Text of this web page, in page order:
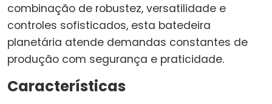
combinação de robustez, versatilidade e
controles sofisticados, esta batedeira
planetária atende demandas constantes de
produção com segurança e praticidade.
Características